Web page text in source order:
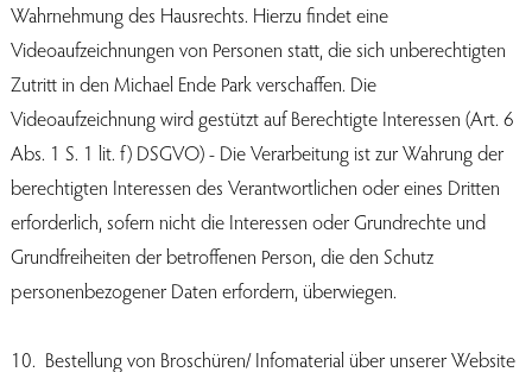
Wahrnehmung des Hausrechts. Hierzu findet eine
Videoaufzeichnungen von Personen statt, die sich unberechtigten
Zutritt in den Michael Ende Park verschaffen. Die
Videoaufzeichnung wird gestützt auf Berechtigte Interessen (Art. 6
Abs. 1 S. 1 lit. f) DSGVO) - Die Verarbeitung ist zur Wahrung der
berechtigten Interessen des Verantwortlichen oder eines Dritten
erforderlich, sofern nicht die Interessen oder Grundrechte und
Grundfreiheiten der betroffenen Person, die den Schutz
personenbezogener Daten erfordern, überwiegen.
10. Bestellung von Broschüren/ Infomaterial über unserer Website